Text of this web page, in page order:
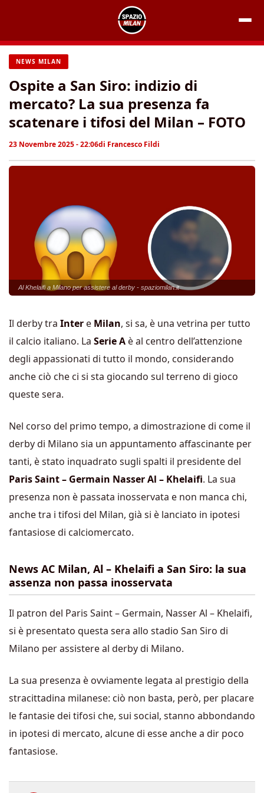
contenuto
NEWS MILAN
Ospite a San Siro: indizio di
mercato? La sua presenza fa
scatenare i tifosi del Milan – FOTO
23 Novembre 2025 - 22:06di Francesco Fildi
Al Khelaifi a Milano per assistere al derby - spaziomilan.it
Il derby tra Inter e Milan, si sa, è una vetrina per tutto
il calcio italiano. La Serie A è al centro dell’attenzione
degli appassionati di tutto il mondo, considerando
anche ciò che ci si sta giocando sul terreno di gioco
queste sera.
Nel corso del primo tempo, a dimostrazione di come il
derby di Milano sia un appuntamento affascinante per
tanti, è stato inquadrato sugli spalti il presidente del
Paris Saint – Germain Nasser Al – Khelaifi. La sua
presenza non è passata inosservata e non manca chi,
anche tra i tifosi del Milan, già si è lanciato in ipotesi
fantasiose di calciomercato.
News AC Milan, Al – Khelaifi a San Siro: la sua
assenza non passa inosservata
Il patron del Paris Saint – Germain, Nasser Al – Khelaifi,
si è presentato questa sera allo stadio San Siro di
Milano per assistere al derby di Milano.
La sua presenza è ovviamente legata al prestigio della
stracittadina milanese: ciò non basta, però, per placare
le fantasie dei tifosi che, sui social, stanno abbondando
in ipotesi di mercato, alcune di esse anche a dir poco
fantasiose.